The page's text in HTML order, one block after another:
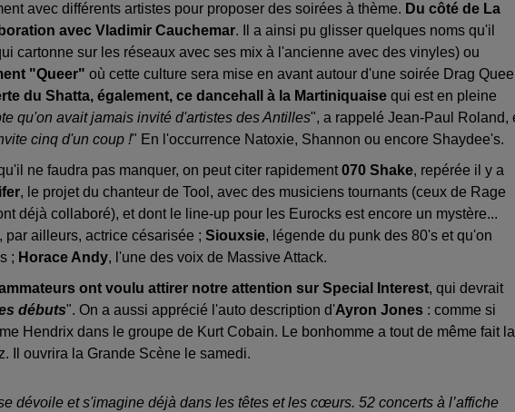
avec différents artistes pour proposer des soirées à thème. Du côté de La
avec Vladimir Cauchemar. Il a ainsi pu glisser quelques noms qu'il
cartonne sur les réseaux avec ses mix à l'ancienne avec des vinyles) ou
"Queer" où cette culture sera mise en avant autour d'une soirée Drag
du Shatta, également, ce dancehall à la Martiniquaise qui est en pleine
qu'on avait jamais invité d'artistes des Antilles", a rappelé Jean-Paul Roland,
cinq d'un coup !" En l'occurrence Natoxie, Shannon ou encore Shaydee's.
ne faudra pas manquer, on peut citer rapidement070 Shake, repérée il y a
, le projet du chanteur de Tool, avec des musiciens tournants (ceux de Rage
déjà collaboré), et dont le line-up pour les Eurocks est encore un mystère...
, par ailleurs, actrice césarisée ; Siouxsie, légende du punk des 80's et qu'on
; Horace Andy, l'une des voix de Massive Attack.
ont voulu attirer notre attention sur Special Interest, qui devrait
débuts". On a aussi apprécié l'auto description d'Ayron Jones : comme si
Hendrix dans le groupe de Kurt Cobain. Le bonhomme a tout de même fait la
Il ouvrira la Grande Scène le samedi.
dévoile et s'imagine déjà dans les têtes et les cœurs. 52 concerts à l’affiche